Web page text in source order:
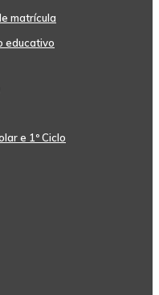
matrícula
educativo
e 1º Ciclo